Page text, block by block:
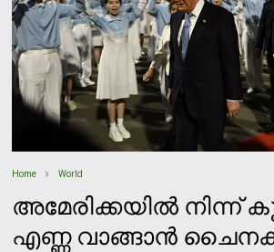
Home World
അമേരിക്കയിൽ
എണ്ണ വാങ്ങാൻ